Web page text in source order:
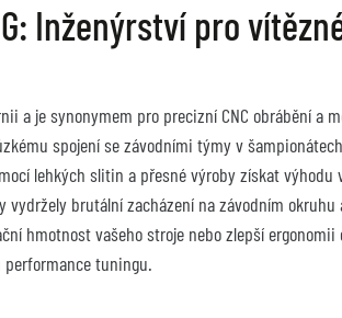
Inženýrství pro
a je synonymem pro precizní CNC obrábění a
spojení se závodními týmy v
lehkých slitin a přesné výroby získat
vydržely brutální zacházení na závodním
hmotnost vašeho stroje nebo zlepší
tuningu.